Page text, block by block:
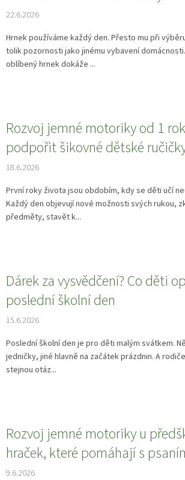
22.6.2026
Hrnek používáme každý den. Přesto mu při
tolik pozornosti jako jinému vybavení
oblíbený hrnek dokáže ...
Rozvoj jemné motoriky od 1
podpořit šikovné dětské
18.6.2026
První roky života jsou obdobím, kdy se děti učí
Každý den objevují nové možnosti svých rukou,
předměty, stavět k...
Dárek za vysvědčení? Co děti
poslední školní den
15.6.2026
Poslední školní den je pro děti malým svátkem.
jedničky, jiné hlavně na začátek prázdnin. A
stejnou otáz...
Rozvoj jemné motoriky u
hraček, které pomáhají s
9.6.2026